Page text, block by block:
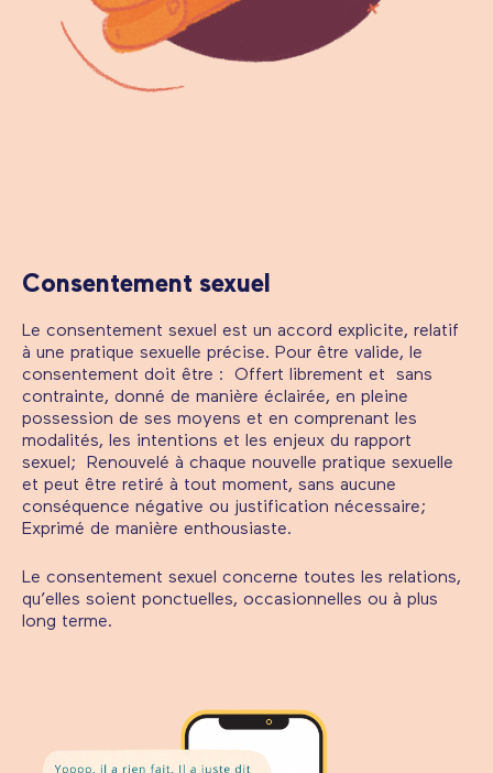
Consentement sexuel
Le consentement sexuel est un accord explicite, relatif
à une pratique sexuelle précise. Pour être valide, le
consentement doit être : Offert librement et sans
contrainte, donné de manière éclairée, en pleine
possession de ses moyens et en comprenant les
modalités, les intentions et les enjeux du rapport
sexuel; Renouvelé à chaque nouvelle pratique sexuelle
et peut être retiré à tout moment, sans aucune
conséquence négative ou justification nécessaire;
Exprimé de manière enthousiaste.
Le consentement sexuel concerne toutes les relations,
qu’elles soient ponctuelles, occasionnelles ou à plus
long terme.